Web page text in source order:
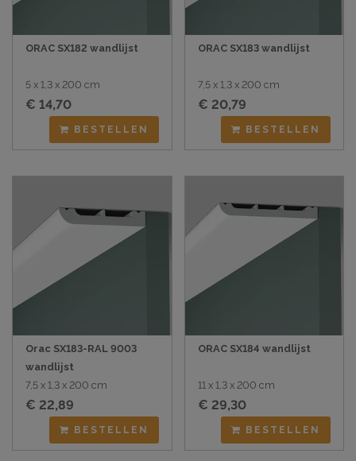
ORAC SX182 wandlijst
5 x 1,3 x 200 cm
€ 14,70
BESTELLEN
ORAC SX183 wandlijst
7,5 x 1,3 x 200 cm
€ 20,79
BESTELLEN
Orac SX183-RAL 9003
wandlijst
7,5 x 1,3 x 200 cm
€ 22,89
BESTELLEN
ORAC SX184 wandlijst
11 x 1,3 x 200 cm
€ 29,30
BESTELLEN